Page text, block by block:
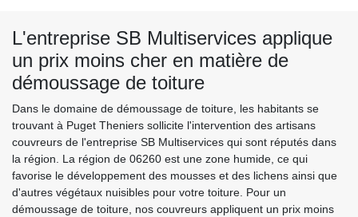
L'entreprise SB Multiservices applique
un prix moins cher en matière de
démoussage de toiture
Dans le domaine de démoussage de toiture, les habitants se
trouvant à Puget Theniers sollicite l'intervention des artisans
couvreurs de l'entreprise SB Multiservices qui sont réputés dans
la région. La région de 06260 est une zone humide, ce qui
favorise le développement des mousses et des lichens ainsi que
d'autres végétaux nuisibles pour votre toiture. Pour un
démoussage de toiture, nos couvreurs appliquent un prix moins